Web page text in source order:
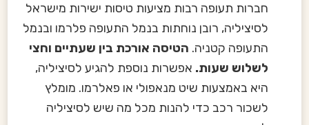
חברות תעופה רבות מציעות טיסות ישירות מישראל
לסיציליה, רובן נוחתות בנמל התעופה פלרמו ובנמל
התעופה קטניה. הטיסה אורכת בין שעתיים וחצי
לשלוש שעות. אפשרות נוספת להגיע לסיציליה,
היא באמצעות שיט מנאפולי או פאלרמו. מומלץ
לשכור רכב כדי להנות מכל מה שיש לסיציליה